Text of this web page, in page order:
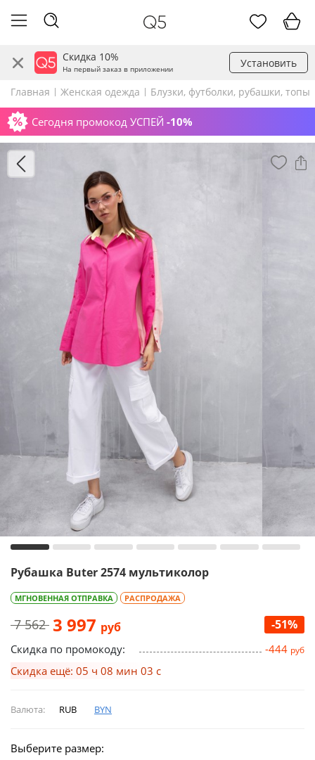
Скидка 10%
На первый заказ в приложении Установить
Главная Женская одежда Блузки, футболки, рубашки, топы
Сегодня промокод УСПЕЙ -10%
Рубашка Buter 2574 мультиколор
МГНОВЕННАЯ ОТПРАВКА РАСПРОДАЖА
7 562 3 997 руб -51%
Скидка по промокоду: -444 руб
Скидка ещё: 05 ч 08 мин 02 с
Валюта: RUB BYN
Выберите размер: